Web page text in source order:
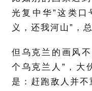
光复中华”这类口
义，还我河山”，
但乌克兰的画风
个乌克兰人”，大
是：赶跑敌人并不